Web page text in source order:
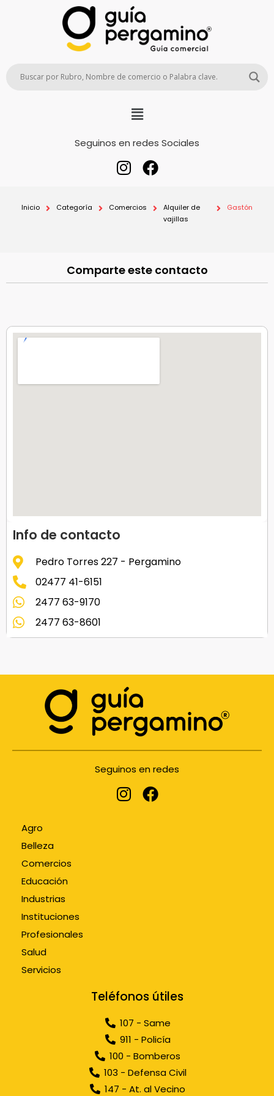
Seguinos en redes Sociales
Inicio Categoría Comercios
Alquiler de
vajillas
Gastón
Comparte este contacto
Info de contacto
Pedro Torres 227 - Pergamino
02477 41-6151
2477 63-9170
2477 63-8601
Seguinos en redes
Agro
Belleza
Comercios
Educación
Industrias
Instituciones
Profesionales
Salud
Servicios
Teléfonos útiles
107 - Same
911 - Policía
100 - Bomberos
103 - Defensa Civil
147 - At. al Vecino